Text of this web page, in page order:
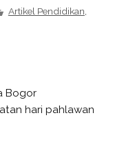
Artikel Pendidikan,
Bogor
hari pahlawan